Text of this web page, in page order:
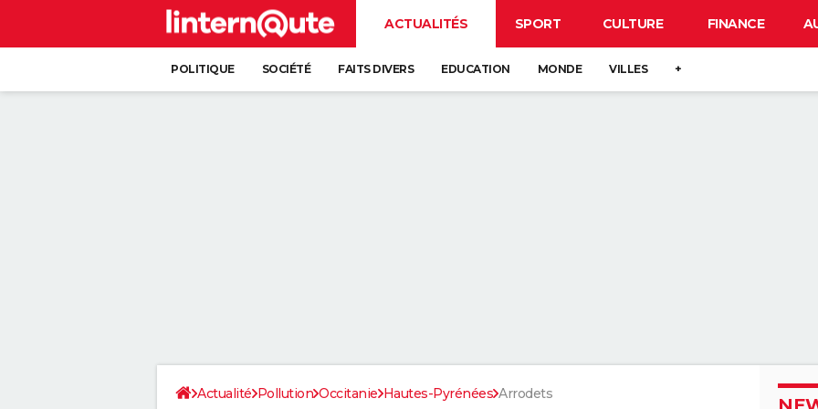
ACTUALITÉS SPORT CULTURE FINANCE
POLITIQUE SOCIÉTÉ FAITS DIVERS EDUCATION MONDE VILLES +
Actualité Pollution Occitanie Hautes-Pyrénées Arrodets